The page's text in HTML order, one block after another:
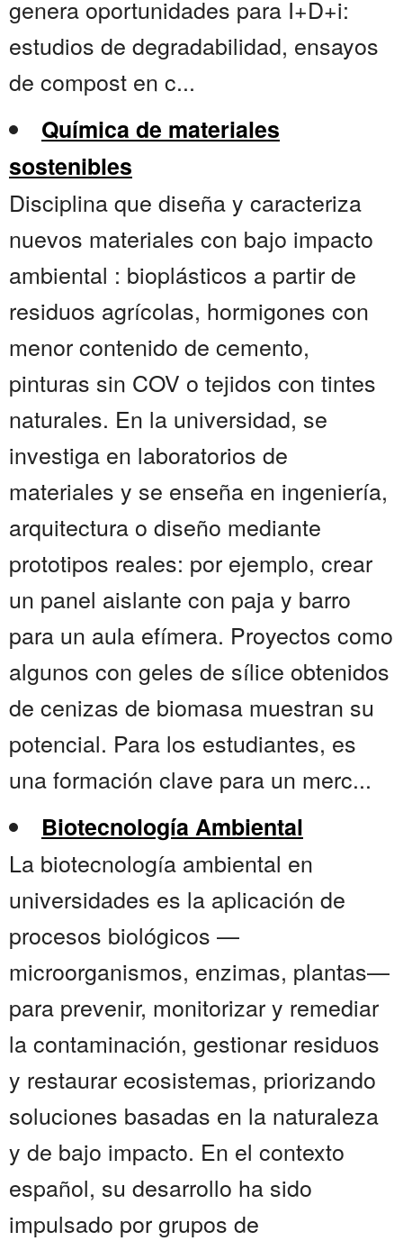
genera oportunidades para I+D+i:
estudios de degradabilidad, ensayos
de compost en c...
Química de materiales
sostenibles
Disciplina que diseña y caracteriza
nuevos materiales con bajo impacto
ambiental : bioplásticos a partir de
residuos agrícolas, hormigones con
menor contenido de cemento,
pinturas sin COV o tejidos con tintes
naturales. En la universidad, se
investiga en laboratorios de
materiales y se enseña en ingeniería,
arquitectura o diseño mediante
prototipos reales: por ejemplo, crear
un panel aislante con paja y barro
para un aula efímera. Proyectos como
algunos con geles de sílice obtenidos
de cenizas de biomasa muestran su
potencial. Para los estudiantes, es
una formación clave para un merc...
Biotecnología Ambiental
La biotecnología ambiental en
universidades es la aplicación de
procesos biológicos —
microorganismos, enzimas, plantas—
para prevenir, monitorizar y remediar
la contaminación, gestionar residuos
y restaurar ecosistemas, priorizando
soluciones basadas en la naturaleza
y de bajo impacto. En el contexto
español, su desarrollo ha sido
impulsado por grupos de